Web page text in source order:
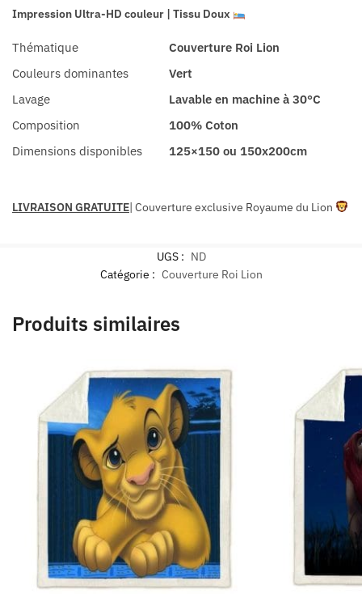
Impression Ultra-HD couleur | Tissu Doux
Thématique
Couverture Roi Lion
Couleurs dominantes
Vert
Lavage
Lavable en machine à 30°C
Composition
100% Coton
Dimensions disponibles
125×150 ou 150x200cm
LIVRAISON GRATUITE| Couverture exclusive Royaume du Lion
UGS : ND
Catégorie : Couverture Roi Lion
Produits similaires